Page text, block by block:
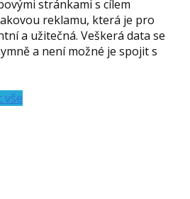
stránkami s cílem
reklamu, která je pro
a užitečná. Veškerá data se
a není možné je spojit s
vše